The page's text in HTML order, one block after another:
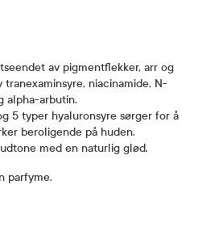
av pigmentflekker, arr og
tranexaminsyre, niacinamide, N-
alpha-arbutin.
5 typer hyaluronsyre sørger for å
beroligende på huden.
med en naturlig glød.
parfyme.